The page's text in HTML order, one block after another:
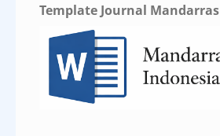
Template Journal Mandarras